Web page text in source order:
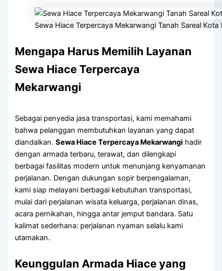
Sewa Hiace Terpercaya Mekarwangi Tanah Sareal Kota
Mengapa Harus Memilih Layanan
Sewa Hiace Terpercaya
Mekarwangi
Sebagai penyedia jasa transportasi, kami memahami
bahwa pelanggan membutuhkan layanan yang dapat
diandalkan.Sewa Hiace Terpercaya Mekarwangi hadir
dengan armada terbaru, terawat, dan dilengkapi
berbagai fasilitas modern untuk menunjang kenyamanan
perjalanan. Dengan dukungan sopir berpengalaman,
kami siap melayani berbagai kebutuhan transportasi,
mulai dari perjalanan wisata keluarga, perjalanan dinas,
acara pernikahan, hingga antar jemput bandara. Satu
kalimat sederhana: perjalanan nyaman selalu kami
utamakan.
Keunggulan Armada Hiace yang